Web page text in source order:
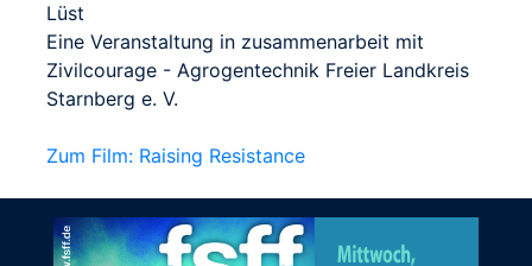
Lüst
Eine Veranstaltung in zusammenarbeit mit
Zivilcourage - Agrogentechnik Freier Landkreis
Starnberg e. V.
Zum Film: Raising Resistance